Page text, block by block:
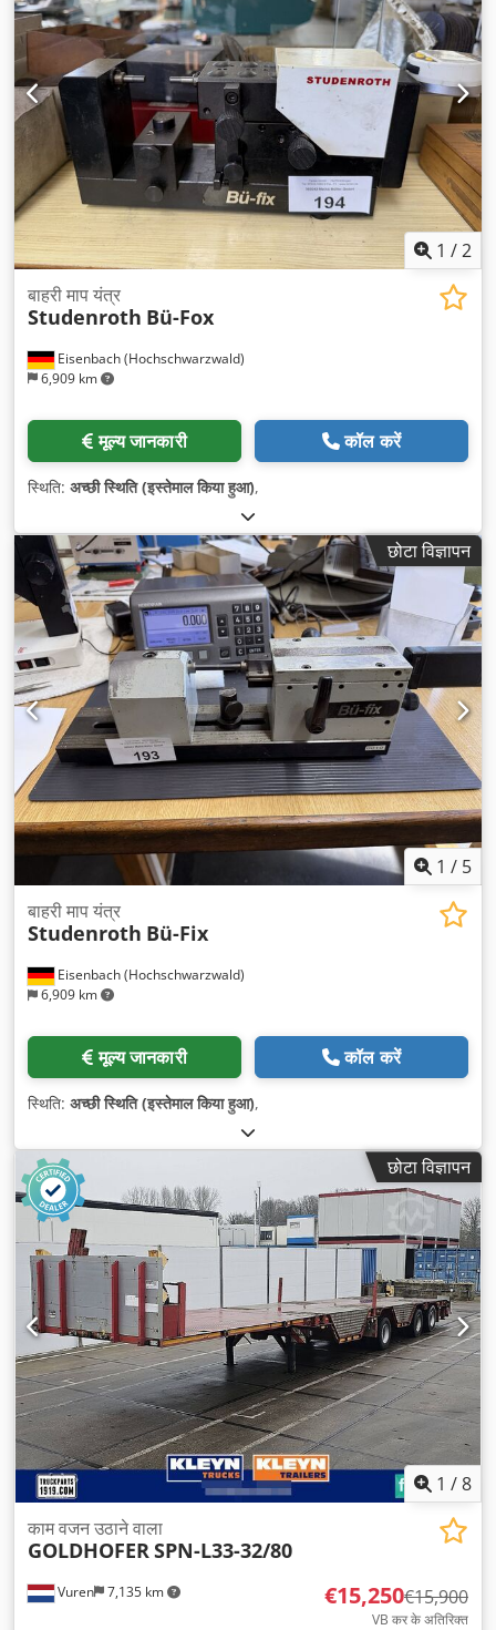
1 /2
Eisenbach (Hochschwarzwald)
6,909 km
बाहरी माप यंत्र
Studenroth Bü-Fox
मूल्य जानकारी कॉल करें
स्थिति: अच्छी स्थिति (इस्तेमाल किया हुआ),
छोटा विज्ञापन
1 / 5
Eisenbach (Hochschwarzwald)
6,909 km
बाहरी माप यंत्र
Studenroth Bü-Fix
मूल्य जानकारी कॉल करें
स्थिति: अच्छी स्थिति (इस्तेमाल किया हुआ),
छोटा विज्ञापन
1 /8
Vuren 7,135 km
काम वजन उठाने वाला
GOLDHOFERSPN-L33-32/80
€15,250€15,900
VB कर के अतिरिक्त